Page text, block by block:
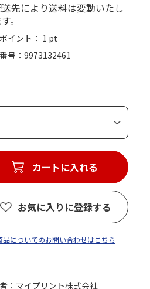
先により送料は変動いたし
。
イント： 1 pt
号
9973132461
カートに入れる
お気に入りに登録する
品についてのお問い合わせはこちら
：マイプリント株式会社